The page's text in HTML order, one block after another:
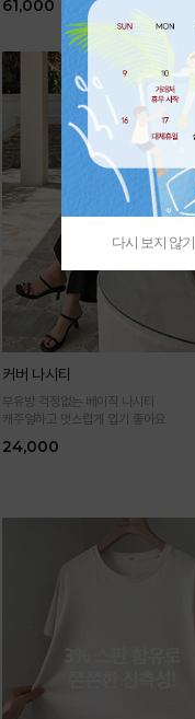
61,000
커버 나시티
부유방 걱정없는 베이직 나시티
캐주얼하고 멋스럽게 입기 좋아요
24,000
다시 보지 않기